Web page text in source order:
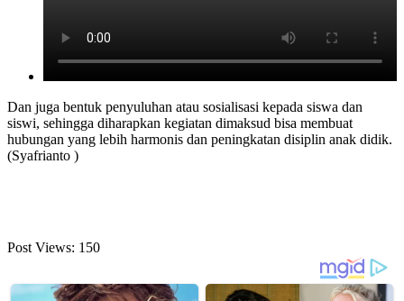
Dan juga bentuk penyuluhan atau sosialisasi kepada siswa dan
siswi, sehingga diharapkan kegiatan dimaksud bisa membuat
hubungan yang lebih harmonis dan peningkatan disiplin anak didik.
(Syafrianto )
Post Views: 150